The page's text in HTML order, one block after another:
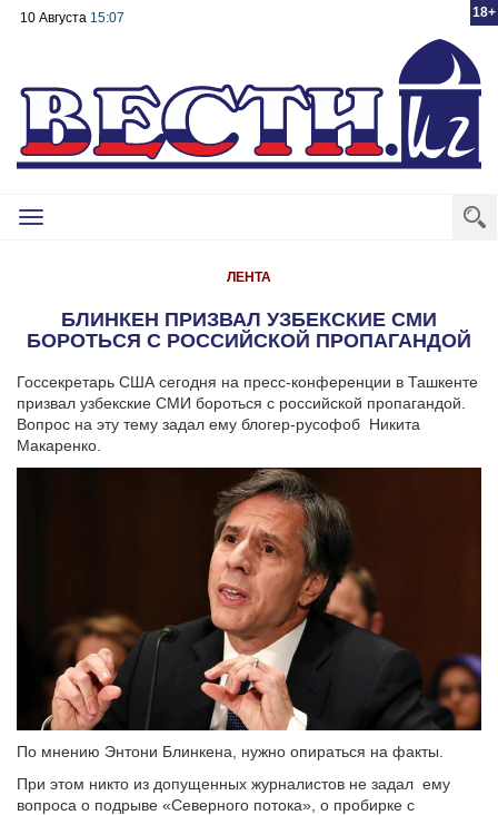
18+
10 Августа 15:07
Toggle
ЛЕНТА
БЛИНКЕН ПРИЗВАЛ УЗБЕКСКИЕ СМИ
БОРОТЬСЯ С РОССИЙСКОЙ ПРОПАГАНДОЙ
Госсекретарь США сегодня на пресс-конференции в Ташкенте
призвал узбекские СМИ бороться с российской пропагандой.
Вопрос на эту тему задал ему блогер-русофоб Никита
Макаренко.
По мнению Энтони Блинкена, нужно опираться на факты.
При этом никто из допущенных журналистов не задал ему
вопроса о подрыве «Северного потока», о пробирке с